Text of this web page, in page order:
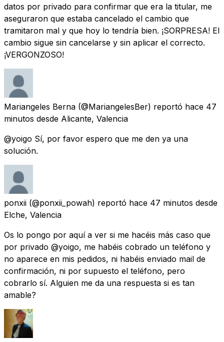
datos por privado para confirmar que era la titular, me
aseguraron que estaba cancelado el cambio que
tramitaron mal y que hoy lo tendría bien. ¡SORPRESA! El
cambio sigue sin cancelarse y sin aplicar el correcto.
¡VERGONZOSO!
Mariangeles Berna (@MariangelesBer) reportó hace 47
minutos desde Alicante, Valencia
@yoigo Sí, por favor espero que me den ya una
solución.
ponxii (@ponxii_powah) reportó hace 47 minutos desde
Elche, Valencia
Os lo pongo por aquí a ver si me hacéis más caso que
por privado @yoigo, me habéis cobrado un teléfono y
no aparece en mis pedidos, ni habéis enviado mail de
confirmación, ni por supuesto el teléfono, pero
cobrarlo sí. Alguien me da una respuesta si es tan
amable?